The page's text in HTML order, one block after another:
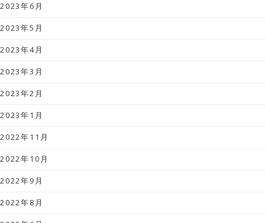
2023年6月
2023年5月
2023年4月
2023年3月
2023年2月
2023年1月
2022年11月
2022年10月
2022年9月
2022年8月